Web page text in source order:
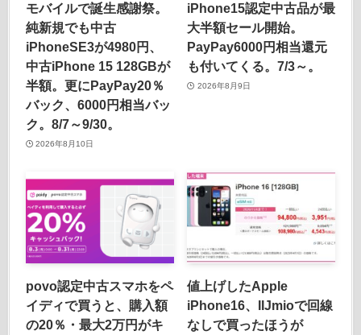
モバイルで誕生感謝祭。
純新規でも中古
iPhoneSE3が4980円、
中古iPhone 15 128GBが
半額。更にPayPay20％
バック、6000円相当バッ
ク。8/7～9/30。
2026年8月10日
iPhone15認定中古品が最
大半額セール開始。
PayPay6000円相当還元
も付いてくる。7/3～。
2026年8月9日
povo認定中古スマホをペ
イディで買うと、購入額
の20％・最大2万円がキ
値上げしたApple
iPhone16、IIJmioで回線
なしで買ったほうが